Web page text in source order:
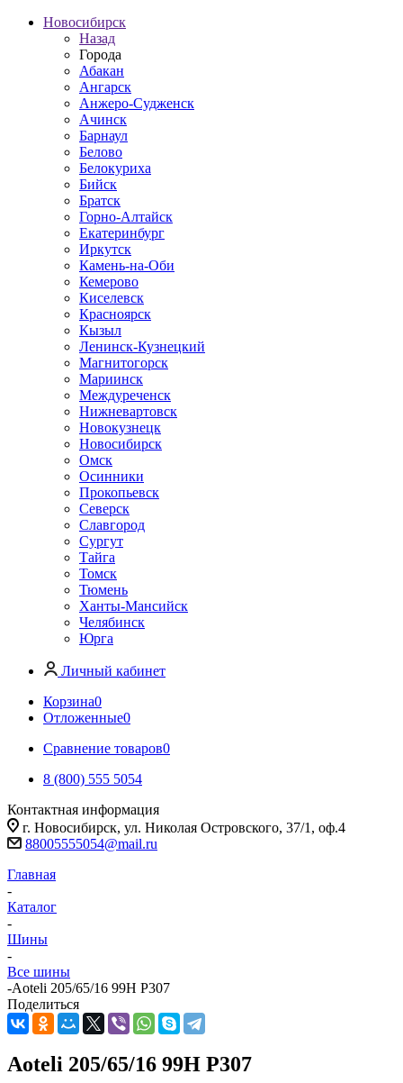
Новосибирск
Назад
Города
Абакан
Ангарск
Анжеро-Судженск
Ачинск
Барнаул
Белово
Белокуриха
Бийск
Братск
Горно-Алтайск
Екатеринбург
Иркутск
Камень-на-Оби
Кемерово
Киселевск
Красноярск
Кызыл
Ленинск-Кузнецкий
Магнитогорск
Мариинск
Междуреченск
Нижневартовск
Новокузнецк
Новосибирск
Омск
Осинники
Прокопьевск
Северск
Славгород
Сургут
Тайга
Томск
Тюмень
Ханты-Мансийск
Челябинск
Юрга
Личный кабинет
Корзина0
Отложенные0
Сравнение товаров0
8 (800) 555 5054
Контактная информация
г. Новосибирск, ул. Николая Островского, 37/1, оф.4
88005555054@mail.ru
Главная
-
Каталог
-
Шины
-
Все шины
-Aoteli 205/65/16 99H P307
Поделиться
Aoteli 205/65/16 99H P307